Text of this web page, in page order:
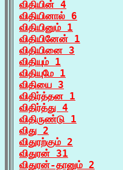
விதியின் 4
விதியினால் 6
விதியினும் 1
விதியினேன் 1
விதியினை 3
விதியும் 1
விதியுமே 1
விதியை 3
விதிர்த்தன 1
விதிர்த்து 4
விதிருண்டு 1
விது 2
விதுரற்கும் 2
விதுரன் 31
விதுரன்-தானும் 2